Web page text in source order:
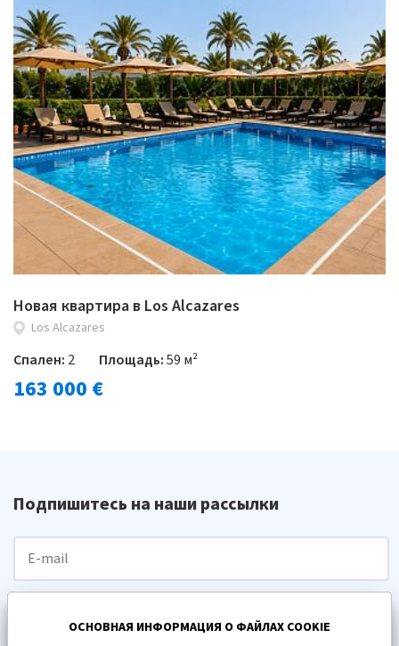
Новая квартира в Los Alcazares
Los Alcazares
Спален: 2 Площадь:59 м²
163 000 €
Подпишитесь на наши рассылки
ПОДПИСАТЬСЯ
ОСНОВНАЯ ИНФОРМАЦИЯ О ФАЙЛАХ COOKIE